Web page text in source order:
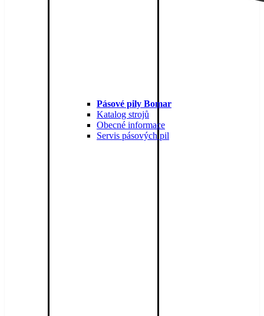
Pásové pily Bomar
Katalog strojů
Obecné informace
Servis pásových pil